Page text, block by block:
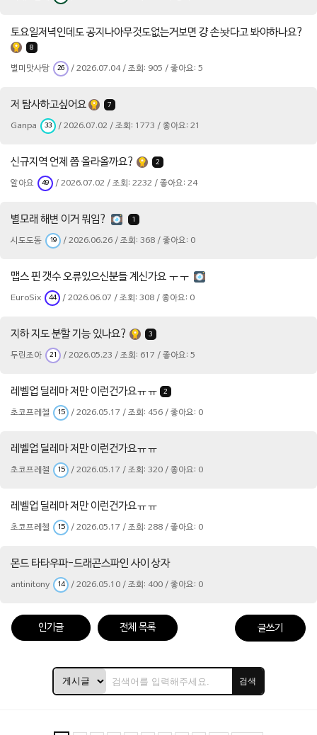
토요일저녁인데도 공지나아무것도없는거보면 걍 손놧다고 봐야하나요?
8
별미맛사탕 26 / 2026.07.04 / 조회: 905 / 좋아요: 5
저 탐사하고싶어요 7
Ganpa 33 / 2026.07.02 / 조회: 1773 / 좋아요: 21
신규지역 언제 쯤 올라올까요? 2
알아요 49 / 2026.07.02 / 조회: 2232 / 좋아요: 24
별모래 해변 이거 뭐임? 1
시도도동 19 / 2026.06.26 / 조회: 368 / 좋아요: 0
맵스 핀 갯수 오류있으신분들 계신가요 ㅜㅜ
EuroSix 44 / 2026.06.07 / 조회: 308 / 좋아요: 0
지하 지도 분할 기능 있나요? 3
두린조아 21 / 2026.05.23 / 조회: 617 / 좋아요: 5
레벨업 딜레마 저만 이런건가요ㅠㅠ 2
초코프레첼 15 / 2026.05.17 / 조회: 456 / 좋아요: 0
레벨업 딜레마 저만 이런건가요ㅠㅠ
초코프레첼 15 / 2026.05.17 / 조회: 320 / 좋아요: 0
레벨업 딜레마 저만 이런건가요ㅠㅠ
초코프레첼 15 / 2026.05.17 / 조회: 288 / 좋아요: 0
몬드 타타우파-드래곤스파인 사이 상자
antinitony 14 / 2026.05.10 / 조회: 400 / 좋아요: 0
인기글 전체 목록 글쓰기
검색